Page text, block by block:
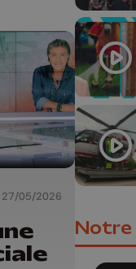
27/05/2026
Notre